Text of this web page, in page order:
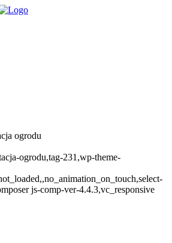
ogrodu
ogrodu,tag-231,wp-theme-
js-comp-ver-4.4.3,vc_responsive